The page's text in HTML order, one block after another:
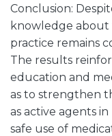
Conclusion:
knowledge about
practice remains
The results
education and
as to strengthen
as active agents
safe use of